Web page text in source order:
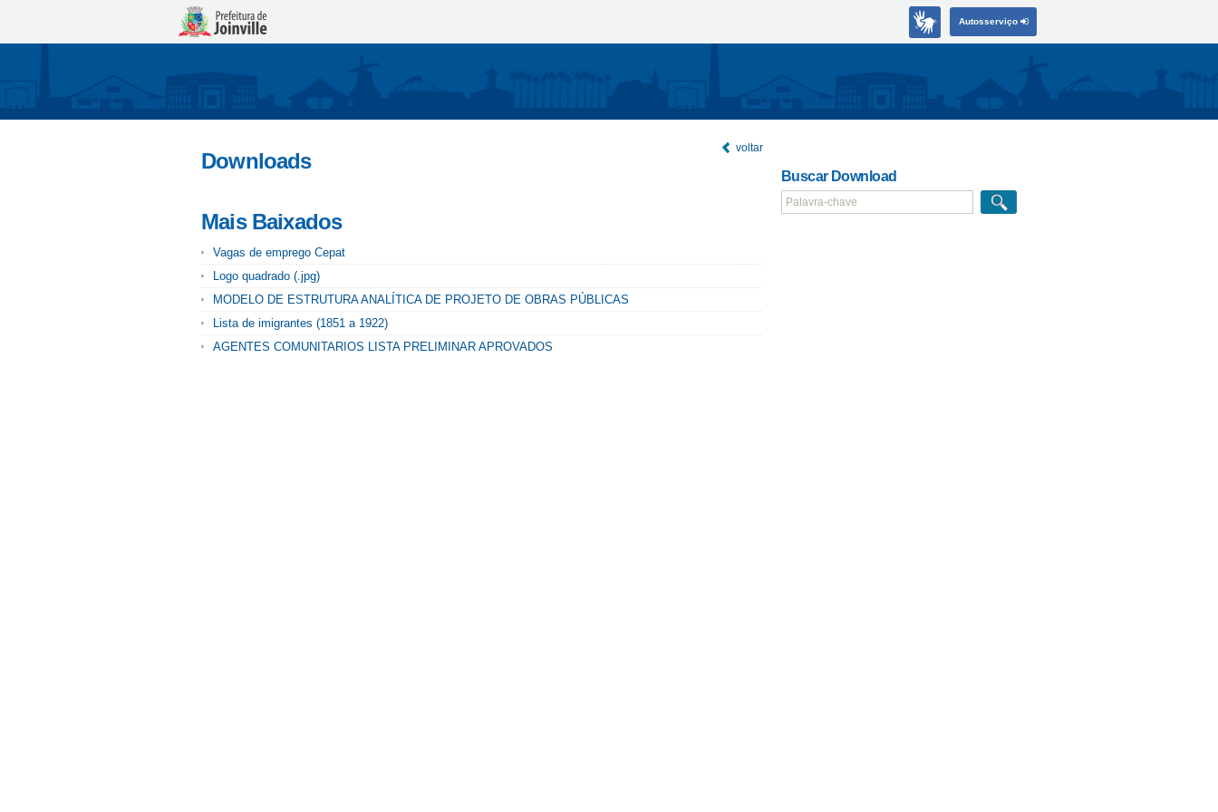
Autosserviço
voltar
Downloads
Mais Baixados
Vagas de emprego Cepat
Logo quadrado (.jpg)
MODELO DE ESTRUTURA ANALÍTICA DE PROJETO DE OBRAS PÚBLICAS
Lista de imigrantes (1851 a 1922)
AGENTES COMUNITARIOS LISTA PRELIMINAR APROVADOS
Buscar Download